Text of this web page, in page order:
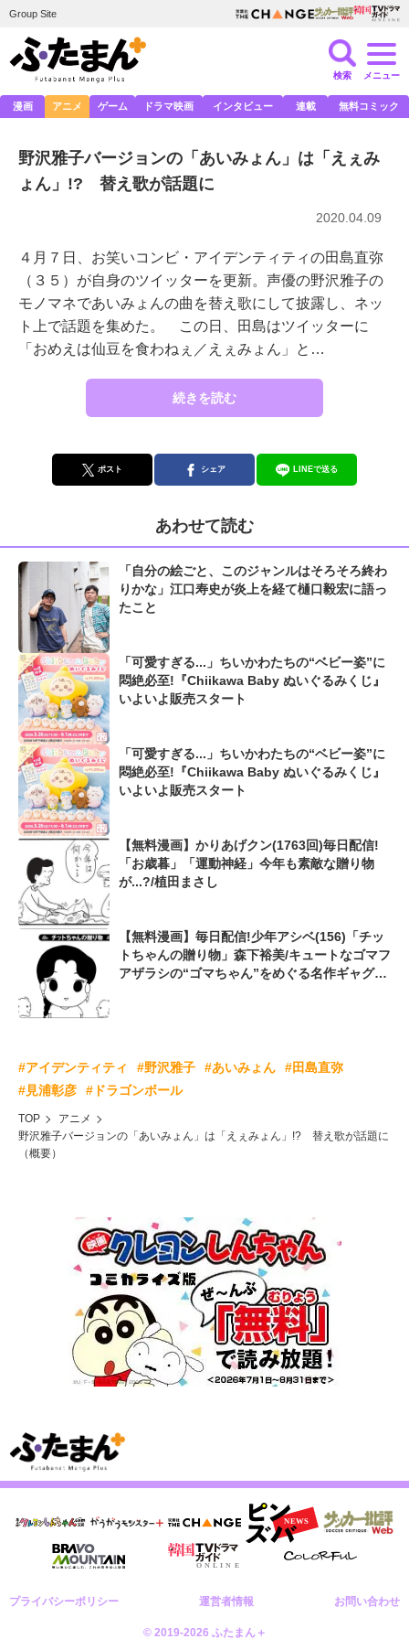
Group Site
検索 メニュー
漫画 アニメ ゲーム ドラマ映画 インタビュー 連載 無料コミック
野沢雅子バージョンの「あいみょん」は「えぇみ
ょん」!? 替え歌が話題に
2020.04.09
４月７日、お笑いコンビ・アイデンティティの田島直弥
（３５）が自身のツイッターを更新。声優の野沢雅子の
モノマネであいみょんの曲を替え歌にして披露し、ネッ
ト上で話題を集めた。 この日、田島はツイッターに
「おめえは仙豆を食わねぇ／えぇみょん」と…
続きを読む
ポスト シェア LINEで送る
あわせて読む
「自分の絵ごと、このジャンルはそろそろ終わ
りかな」江口寿史が炎上を経て樋口毅宏に語っ
たこと
「可愛すぎる...」ちいかわたちの“ベビー姿”に
悶絶必至!『Chiikawa Baby ぬいぐるみくじ』
いよいよ販売スタート
「可愛すぎる...」ちいかわたちの“ベビー姿”に
悶絶必至!『Chiikawa Baby ぬいぐるみくじ』
いよいよ販売スタート
【無料漫画】かりあげクン(1763回)毎日配信!
「お歳暮」「運動神経」今年も素敵な贈り物
が...?/植田まさし
【無料漫画】毎日配信!少年アシベ(156)「チッ
トちゃんの贈り物」森下裕美/キュートなゴマフ
アザラシの“ゴマちゃん”をめぐる名作ギャグ4
#アイデンティティ #野沢雅子 #あいみょん
#田島直弥
#見浦彰彦
#ドラゴンボール
TOP
アニメ
野沢雅子バージョンの「あいみょん」は「えぇみょん」!? 替え歌が話題に
（概要）
プライバシーポリシー 運営者情報 お問い合わせ
© 2019-2026 ふたまん＋